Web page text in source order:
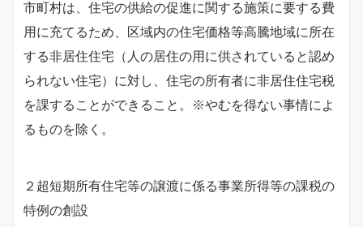
市町村は、住宅の供給の促進に関する施策に要する費
用に充てるため、区域内の住宅価格等高騰地域に所在
する非居住住宅（人の居住の用に供されていると認め
られない住宅）に対し、住宅の所有者に非居住住宅税
を課することができること。※やむを得ない事情によ
るものを除く。
２超短期所有住宅等の譲渡に係る事業所得等の課税の
特例の創設